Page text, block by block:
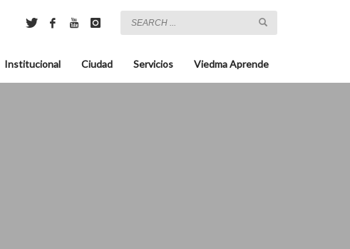
Institucional Ciudad Servicios Viedma Aprende